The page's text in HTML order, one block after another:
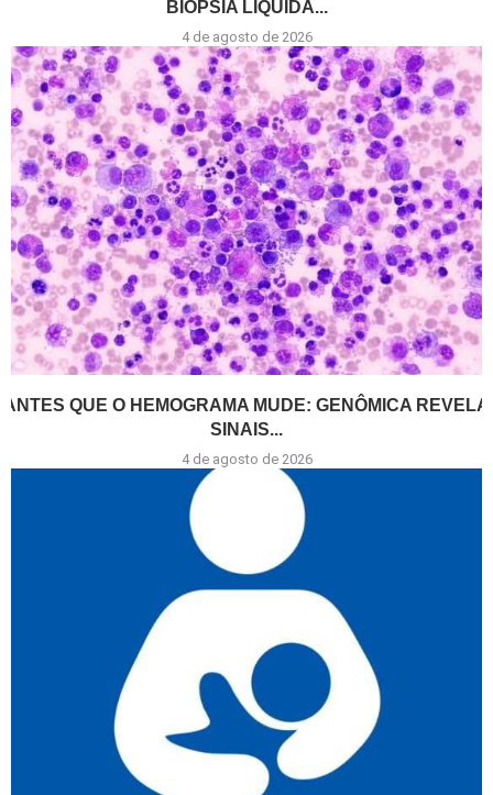
BIÓPSIA LÍQUIDA...
4 de agosto de 2026
ANTES QUE O HEMOGRAMA MUDE: GENÔMICA REVELA
SINAIS...
4 de agosto de 2026